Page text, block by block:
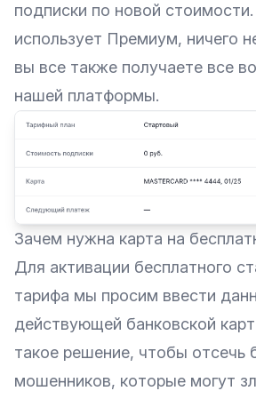
подписки по новой
использует Премиум, ничего
вы все также получаете все
нашей платформы.
Зачем нужна карта на
Для активации бесплатного
тарифа мы просим ввести
действующей банковской
такое решение, чтобы отсечь
мошенников, которые могут